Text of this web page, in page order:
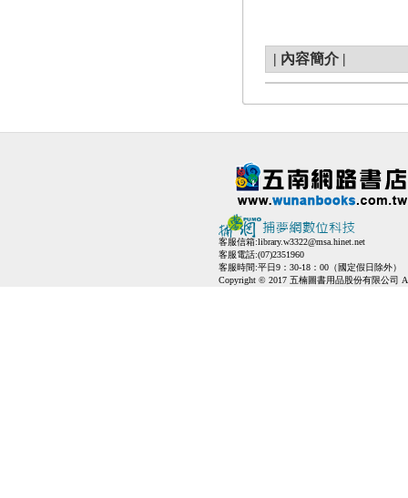
| 內容簡介 |
客服信箱:library.w3322@msa.hinet.net
客服電話:(07)2351960
客服時間:平日9：30-18：00（國定假日除外）
Copyright © 2017 五楠圖書用品股份有限公司